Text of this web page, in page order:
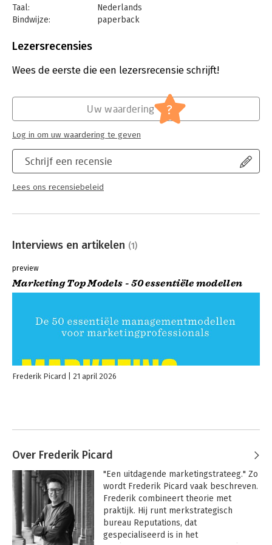
Taal:
Nederlands
Bindwijze:
paperback
Uitgever:
Verschijningsdatum:
2-4-2026
Lezersrecensies
Wees de eerste die een lezersrecensie schrijft!
Schrijf een recensie
Lees ons recensiebeleid
Uw waardering ?
Log in om uw waardering te geven
Interviews en artikelen (1)
preview
Marketing Top Models - 50 essentiële modellen
Frederik Picard 21 april 2026
Over Frederik Picard
"Een uitdagende marketingstrateeg." Zo
wordt Frederik Picard vaak beschreven.
Frederik combineert theorie met
praktijk. Hij runt merkstrategisch
bureau Reputations, dat
gespecialiseerd is in het